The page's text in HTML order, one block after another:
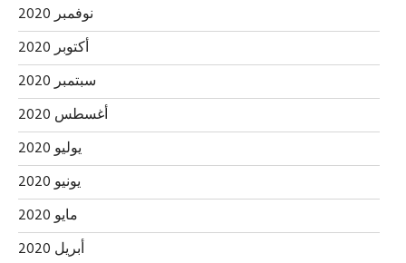
نوفمبر 2020
أكتوبر 2020
سبتمبر 2020
أغسطس 2020
يوليو 2020
يونيو 2020
مايو 2020
أبريل 2020